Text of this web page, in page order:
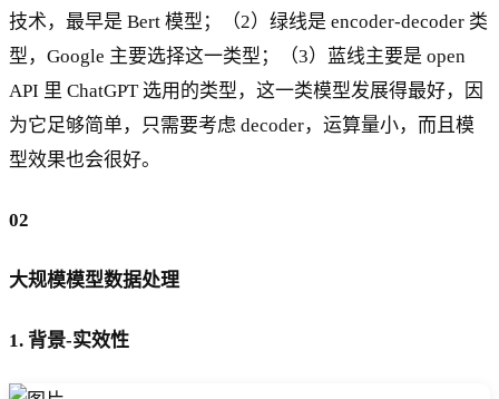
技术，最早是 Bert 模型；（2）绿线是 encoder-decoder 类
型，Google 主要选择这一类型；（3）蓝线主要是 open
API 里 ChatGPT 选用的类型，这一类模型发展得最好，因
为它足够简单，只需要考虑 decoder，运算量小，而且模
型效果也会很好。
02
大规模模型数据处理
1. 背景-实效性